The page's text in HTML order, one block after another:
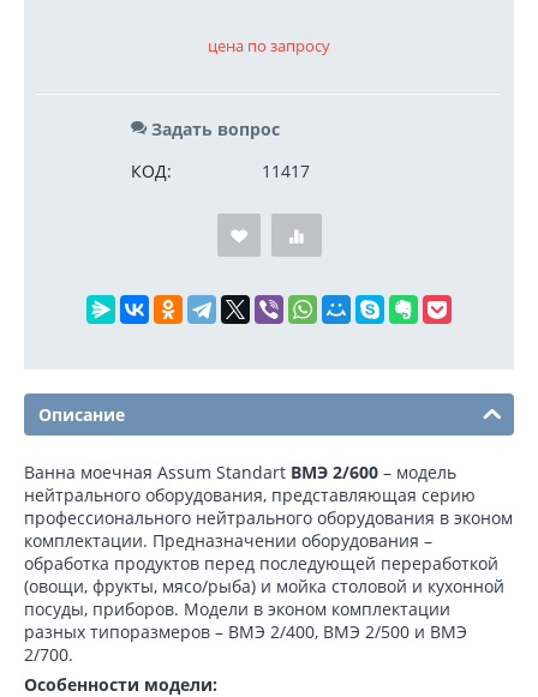
цена по запросу
Задать вопрос
КОД:
11417
Описание
Ванна моечная Assum Standart ВМЭ 2/600 – модель
нейтрального оборудования, представляющая серию
профессионального нейтрального оборудования в эконом
комплектации. Предназначении оборудования –
обработка продуктов перед последующей переработкой
(овощи, фрукты, мясо/рыба) и мойка столовой и кухонной
посуды, приборов. Модели в эконом комплектации
разных типоразмеров – ВМЭ 2/400, ВМЭ 2/500 и ВМЭ
2/700.
Особенности модели: